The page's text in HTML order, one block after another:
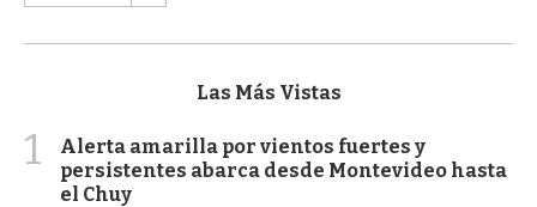
Las Más Vistas
1
Alerta amarilla por vientos fuertes y
persistentes abarca desde Montevideo hasta
el Chuy